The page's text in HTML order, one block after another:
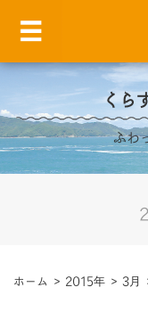
くら
ふわ
ホーム > 2015年 > 3月